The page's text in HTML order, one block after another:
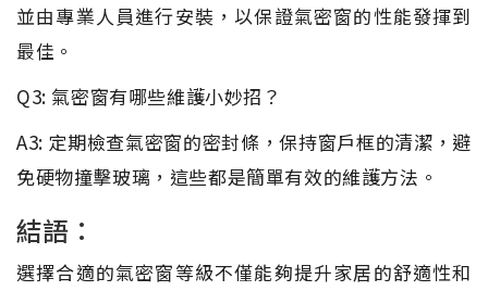
並由專業人員進行安裝，以保證氣密窗的性能發揮到
最佳。
Q3: 氣密窗有哪些維護小妙招？
A3: 定期檢查氣密窗的密封條，保持窗戶框的清潔，避
免硬物撞擊玻璃，這些都是簡單有效的維護方法。
結語：
選擇合適的氣密窗等級不僅能夠提升家居的舒適性和